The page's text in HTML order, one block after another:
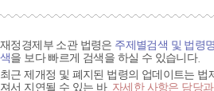
재정경제부 소관 법령은 주제별검색 및 법령
색을 보다 빠르게 검색을 하실 수 있습니다.
최근 제개정 및 폐지된 법령의 업데이트는 법
져서 지연될 수 있는 바, 자세한 사항은 담당